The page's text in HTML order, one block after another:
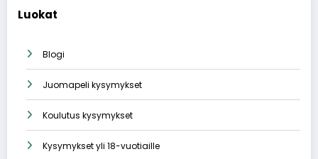
Luokat
Blogi
Juomapeli kysymykset
Koulutus kysymykset
Kysymykset yli 18-vuotiaille